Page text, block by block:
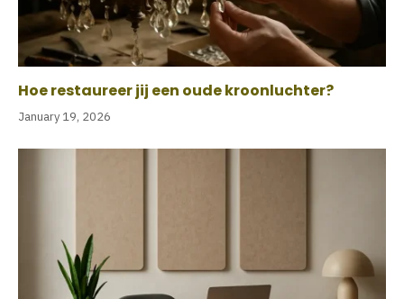
Hoe restaureer jij een oude kroonluchter?
January 19, 2026